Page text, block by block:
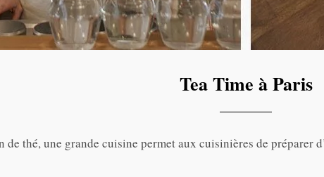
Tea Time à Paris
de thé, une grande cuisine permet aux cuisinières de préparer